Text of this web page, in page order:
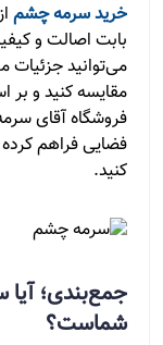
خرید سرمه چشم
بابت اصالت و
می‌توانید جزئیات
مقایسه کنید و بر
فروشگاه آقای
فضایی فراهم کرده
کنید.
جمع‌بندی؛
شماست؟